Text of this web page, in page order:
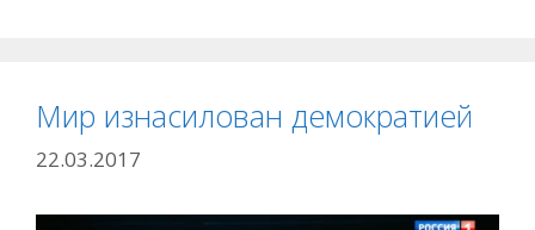
Мир изнасилован демократией
22.03.2017